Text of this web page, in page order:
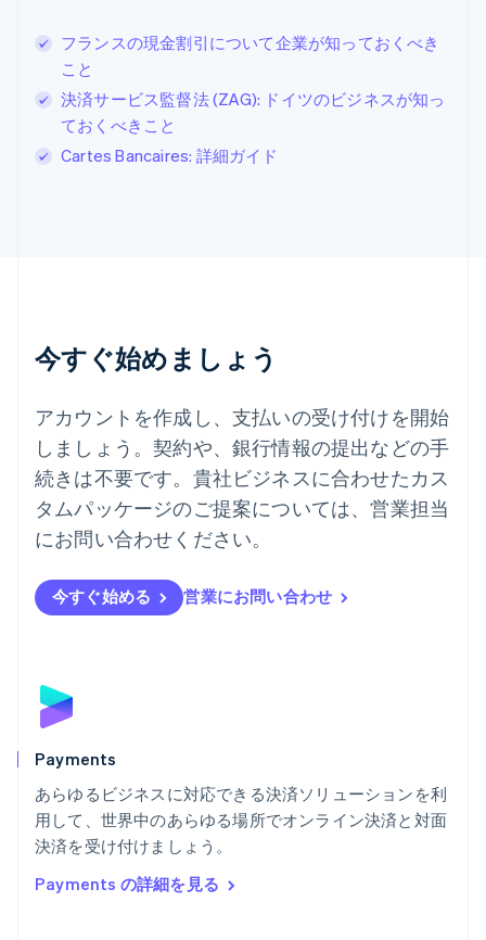
フランスの現金割引について企業が知っておくべき
こと
決済サービス監督法 (ZAG): ドイツのビジネスが知っ
ておくべきこと
Cartes Bancaires: 詳細ガイド
今すぐ始めましょう
アカウントを作成し、支払いの受け付けを開始
しましょう。契約や、銀行情報の提出などの手
続きは不要です。貴社ビジネスに合わせたカス
タムパッケージのご提案については、営業担当
にお問い合わせください。
今すぐ始める 営業にお問い合わせ
Payments
あらゆるビジネスに対応できる決済ソリューションを利
用して、世界中のあらゆる場所でオンライン決済と対面
決済を受け付けましょう。
Payments の詳細を見る
DeutschFrançaisItalianoEnglish
スウェーデン
SvenskaEnglish
スペイン
Español English
スロバキア
English
Deutsch English
ニュージーランド
English
ノルウェー
ハンガリー
English
EnglishSvenska
ブラジル
ブルガリア
English
Nederlands
English
ポルトガル
PortuguêsEnglish
English